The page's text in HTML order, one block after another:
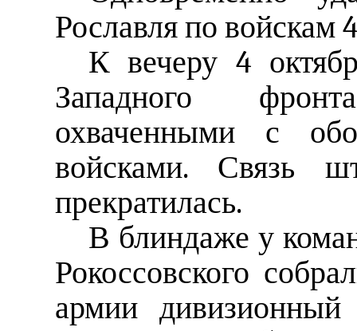
Рославля по войскам
К вечеру 4
Западного
охваченными с
войсками. Связь
прекратилась.
В блиндаже у
Рокоссовского
армии